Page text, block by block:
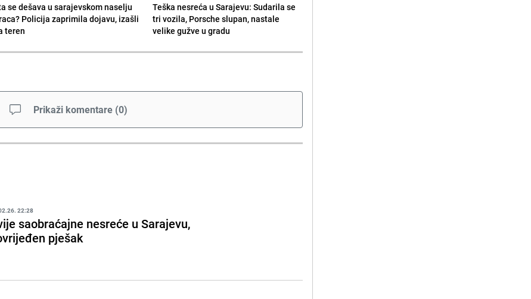
se dešava u sarajevskom naselju
Policija zaprimila dojavu, izašli
teren
Teška nesreća u Sarajevu: Sudarila se
tri vozila, Porsche slupan, nastale
velike gužve u gradu
Prikaži komentare (0)
22:28
saobraćajne nesreće u Sarajevu,
pješak